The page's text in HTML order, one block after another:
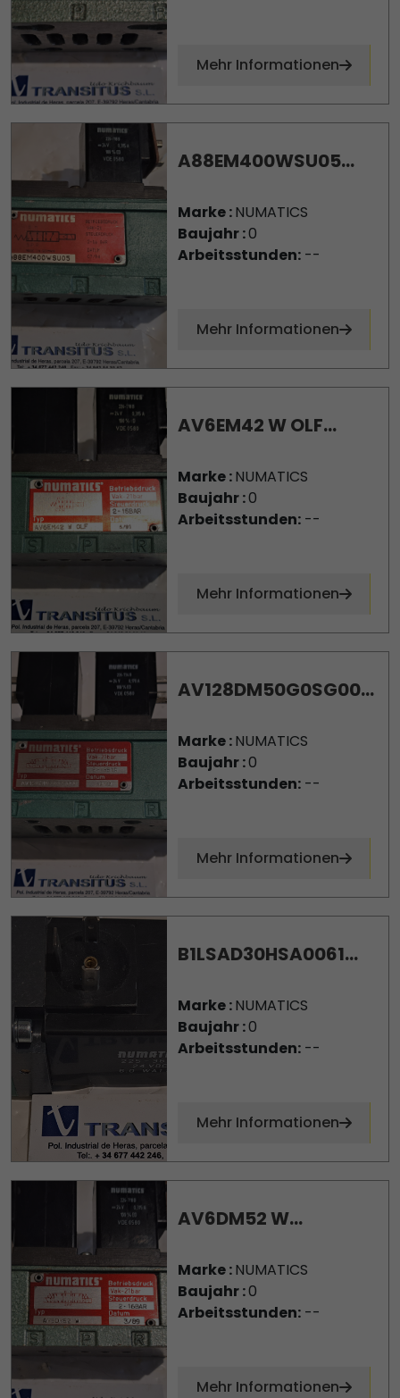
Mehr Informationen
A88EM400WSU05...
Marke :NUMATICS
Baujahr :0
Arbeitsstunden:--
Mehr Informationen
AV6EM42 W OLF...
Marke :NUMATICS
Baujahr :0
Arbeitsstunden:--
Mehr Informationen
AV128DM50G0SG00...
Marke :NUMATICS
Baujahr :0
Arbeitsstunden:--
Mehr Informationen
B1LSAD30HSA0061...
Marke :NUMATICS
Baujahr :0
Arbeitsstunden:--
Mehr Informationen
AV6DM52 W...
Marke :NUMATICS
Baujahr :0
Arbeitsstunden:--
Mehr Informationen